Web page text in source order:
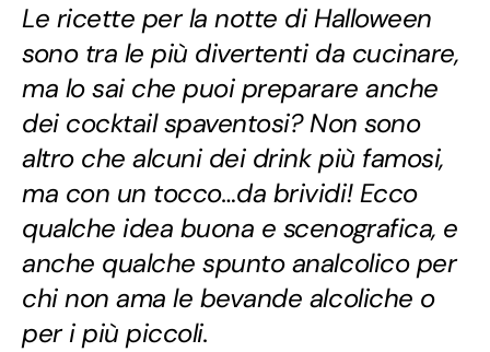
Le ricette per la notte di Halloween
sono tra le più divertenti da cucinare,
ma lo sai che puoi preparare anche
dei cocktail spaventosi? Non sono
altro che alcuni dei drink più famosi,
ma con un tocco…da brividi! Ecco
qualche idea buona e scenografica, e
anche qualche spunto analcolico per
chi non ama le bevande alcoliche o
per i più piccoli.